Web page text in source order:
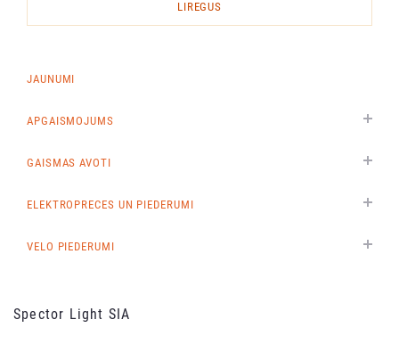
LIREGUS
JAUNUMI
APGAISMOJUMS
GAISMAS AVOTI
ELEKTROPRECES UN PIEDERUMI
VELO PIEDERUMI
Spector Light SIA